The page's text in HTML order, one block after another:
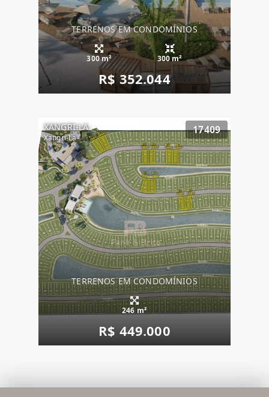
TERRENOS EM CONDOMÍNIOS
300 m² 300 m²
R$ 352.044
XANGRI-LA
Xangri-La
17409
TERRENOS EM CONDOMÍNIOS
246 m²
R$ 449.000